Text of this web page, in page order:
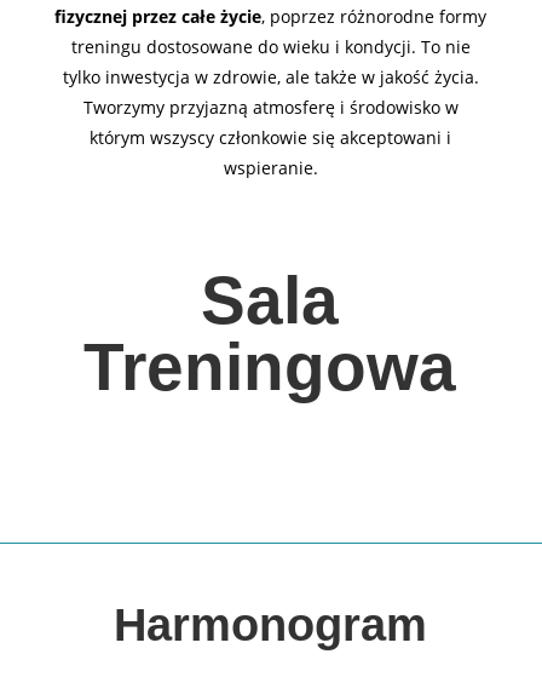
fizycznej przez całe życie, poprzez różnorodne formy
treningu dostosowane do wieku i kondycji. To nie
tylko inwestycja w zdrowie, ale także w jakość życia.
Tworzymy przyjazną atmosferę i środowisko w
którym wszyscy członkowie się akceptowani i
wspieranie.
Sala
Treningowa
Harmonogram